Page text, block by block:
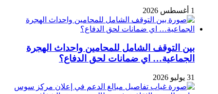
1 أغسطس 2026
بين التوقف الشامل للمحامين واحداث الهجرة
الجماعية… اي ضمانات لحق الدفاع؟
31 يوليو 2026